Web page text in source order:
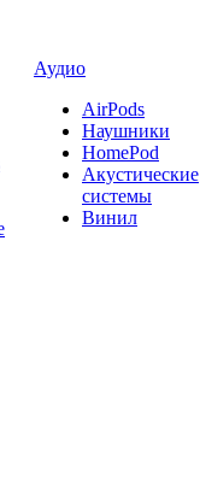
Аудио
AirPods
Наушники
HomePod
Акустические
системы
Винил